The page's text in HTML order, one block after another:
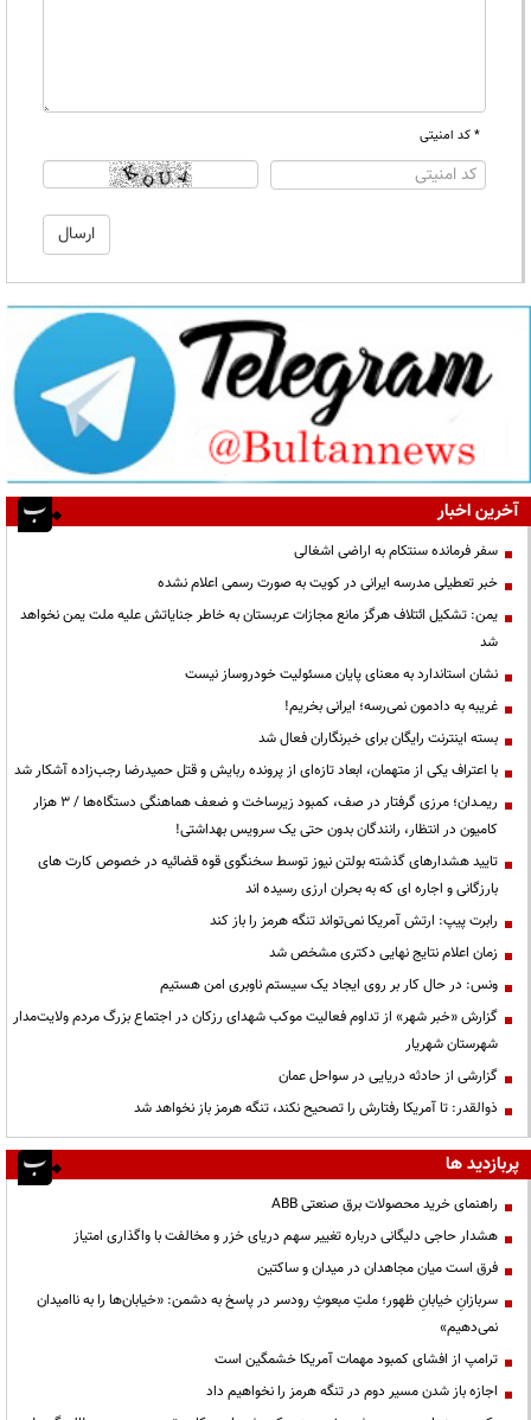
* کد امنیتی
آخرین اخبار
سفر فرمانده سنتکام به اراضی اشغالی
خبر تعطیلی مدرسه ایرانی در کویت به صورت رسمی اعلام نشده
یمن: تشکیل ائتلاف هرگز مانع مجازات عربستان به خاطر جنایاتش علیه ملت یمن نخواهد
شد
نشان استاندارد به معنای پایان مسئولیت خودروساز نیست
غریبه به دادمون نمی‌رسه؛ ایرانی بخریم!
بسته اینترنت رایگان برای خبرنگاران فعال شد
با اعتراف یکی از متهمان، ابعاد تازه‌ای از پرونده ربایش و قتل حمیدرضا رجب‌زاده آشکار شد
ریمـدان؛ مرزی گرفتار در صف، کمبود زیرساخت و ضعف هماهنگی دستگاه‌ها / ۳ هزار
کامیون در انتظار، رانندگان بدون حتی یک سرویس بهداشتی!
تایید هشدارهای گذشته بولتن نیوز توسط سخنگوی قوه قضائیه در خصوص کارت های
بارزگانی و اجاره ای که به بحران ارزی رسیده اند
رابرت پیپ: ارتش آمریکا نمی‌تواند تنگه هرمز را باز کند
زمان اعلام نتایج نهایی دکتری مشخص شد
ونس: در حال کار بر روی ایجاد یک سیستم ناوبری امن هستیم
گزارش «خبر شهر» از تداوم فعالیت موکب شهدای رزکان در اجتماع بزرگ مردم ولایت‌مدار
شهرستان شهریار
گزارشی از حادثه دریایی در سواحل عمان
ذوالقدر: تا آمریکا رفتارش را تصحیح نکند، تنگه هرمز باز نخواهد شد
پربازدید ها
راهنمای خرید محصولات برق صنعتی ABB
هشدار حاجی دلیگانی درباره تغییر سهم دریای خزر و مخالفت با واگذاری امتیاز
فرق است میان مجاهدان در میدان و ساکتین
سربازانِ خیابانِ ظهور؛ ملتِ مبعوثِ رودسر در پاسخ به دشمن: «خیابان‌ها را به ناامیدان
نمی‌دهیم»
ترامپ از افشای کمبود مهمات آمریکا خشمگین است
اجازه باز شدن مسیر دوم در تنگه هرمز را نخواهیم داد